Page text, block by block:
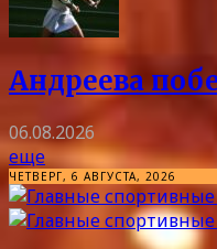
Андреева
06.08.2026
еще
ЧЕТВЕРГ, 6 АВГУСТА, 2026